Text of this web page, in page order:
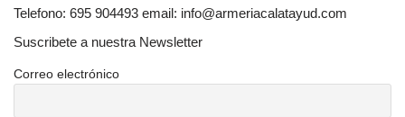
Telefono: 695 904493 email: info@armeriacalatayud.com
Suscribete a nuestra Newsletter
Correo electrónico